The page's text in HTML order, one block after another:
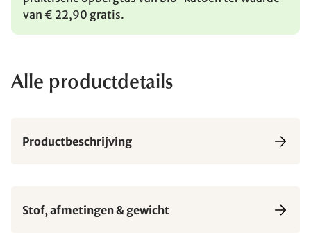
van € 22,90 gratis.
Alle productdetails
Productbeschrijving
Stof, afmetingen & gewicht